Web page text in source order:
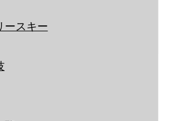
ースキー